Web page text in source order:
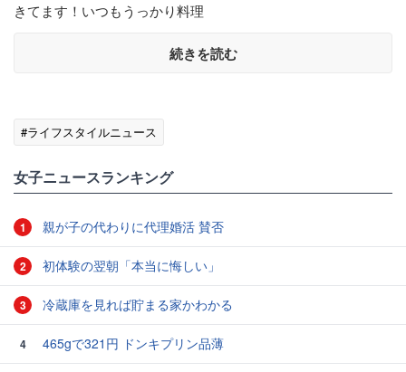
きてます！いつもうっかり料理
続きを読む
#ライフスタイルニュース
女子ニュースランキング
1 親が子の代わりに代理婚活 賛否
2 初体験の翌朝「本当に悔しい」
3 冷蔵庫を見れば貯まる家かわかる
4 465gで321円 ドンキプリン品薄